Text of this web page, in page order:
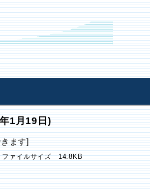
1月19日)
ます]
ファイルサイズ 14.8KB